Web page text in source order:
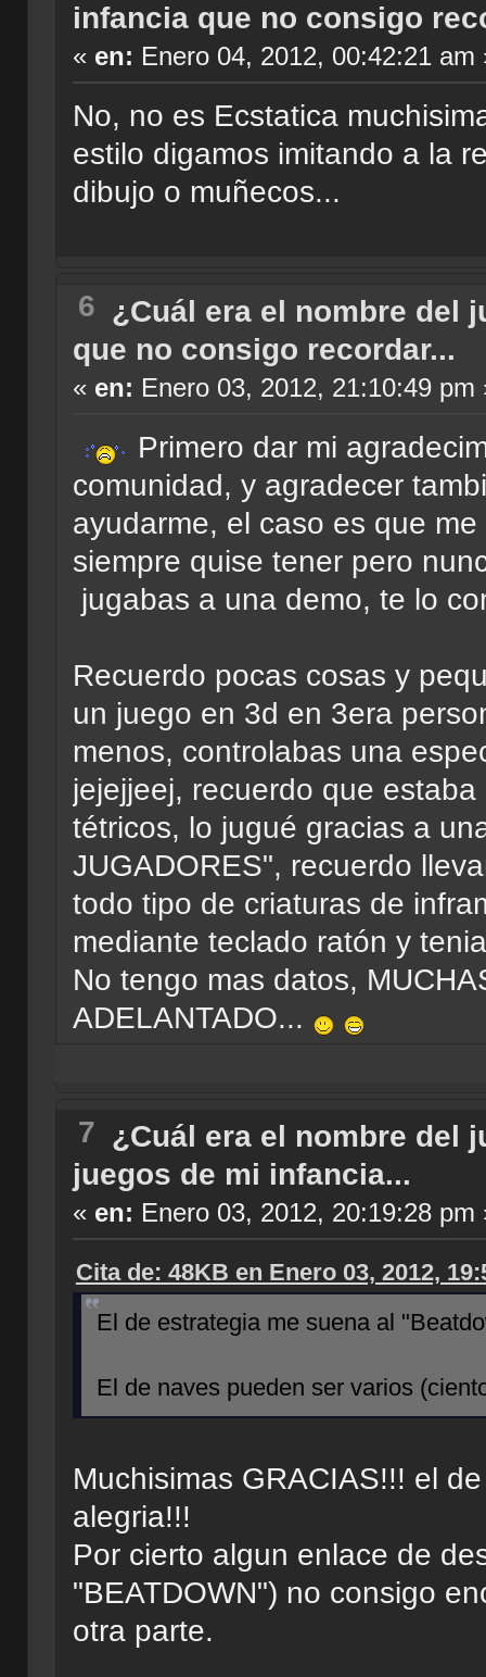
infancia que no consigo
« en: Enero 04, 2012, 00:42:21 am
No, no es Ecstatica
estilo digamos imitando a la
dibujo o muñecos...
6 ¿Cuál era el nombre del
que no consigo recordar...
« en: Enero 03, 2012, 21:10:49 pm
Primero dar mi
comunidad, y agradecer
ayudarme, el caso es que
siempre quise tener pero
jugabas a una demo, te lo
Recuerdo pocas cosas y
un juego en 3d en 3era
menos, controlabas una
jejejjeej, recuerdo que
tétricos, lo jugué gracias a
JUGADORES", recuerdo
todo tipo de criaturas de
mediante teclado ratón y
No tengo mas datos,
ADELANTADO...
7 ¿Cuál era el nombre del
juegos de mi infancia...
« en: Enero 03, 2012, 20:19:28 pm
Cita de: 48KB en Enero 03, 2012,
El de estrategia me suena al
El de naves pueden ser varios
Muchisimas GRACIAS!!! el
alegria!!!
Por cierto algun enlace de
"BEATDOWN") no consigo
otra parte.